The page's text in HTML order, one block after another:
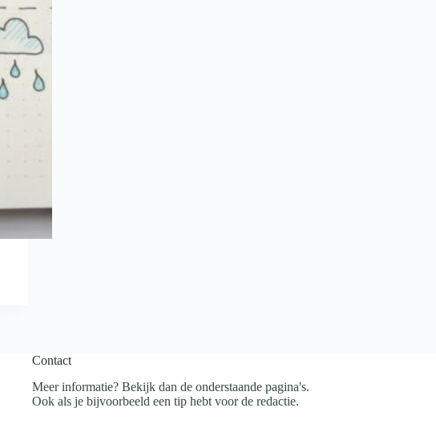
Contact
Meer informatie? Bekijk dan de onderstaande pagina's.
Ook als je bijvoorbeeld een tip hebt voor de redactie.